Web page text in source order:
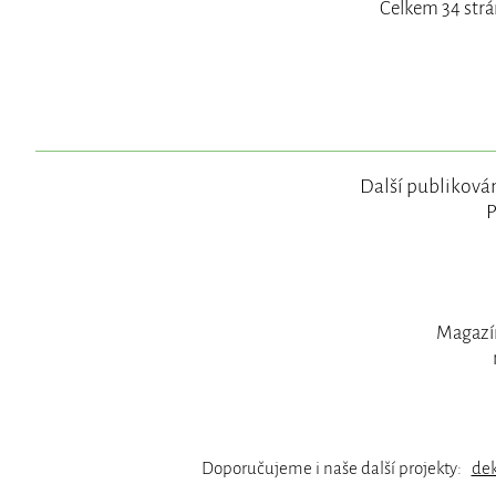
Celkem 34
Další
Doporučujeme i naše další projekty: